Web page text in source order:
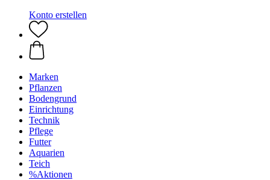
Konto erstellen
Marken
Pflanzen
Bodengrund
Einrichtung
Technik
Pflege
Futter
Aquarien
Teich
%Aktionen